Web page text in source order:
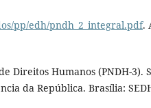
pp/edh/pndh_2_integral.pdf.
Direitos Humanos (PNDH-3).
da República. Brasília: